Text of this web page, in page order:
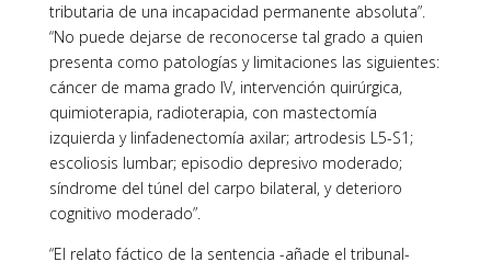
tributaria de una incapacidad permanente absoluta”.
“No puede dejarse de reconocerse tal grado a quien
presenta como patologías y limitaciones las siguientes:
cáncer de mama grado IV, intervención quirúrgica,
quimioterapia, radioterapia, con mastectomía
izquierda y linfadenectomía axilar; artrodesis L5-S1;
escoliosis lumbar; episodio depresivo moderado;
síndrome del túnel del carpo bilateral, y deterioro
cognitivo moderado”.
“El relato fáctico de la sentencia -añade el tribunal-